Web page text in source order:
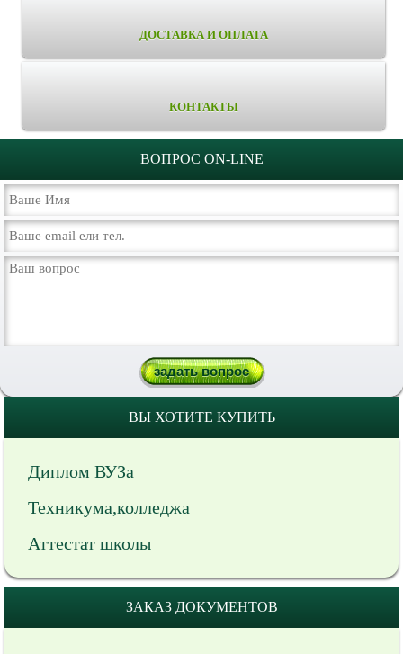
ДОСТАВКА И ОПЛАТА
КОНТАКТЫ
ВОПРОС ON-LINE
ВЫ ХОТИТЕ КУПИТЬ
Диплом ВУЗа
Техникума,колледжа
Аттестат школы
ЗАКАЗ ДОКУМЕНТОВ